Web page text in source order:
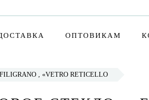
ОПТОВИКАМ
, «VETRO RETICELLO